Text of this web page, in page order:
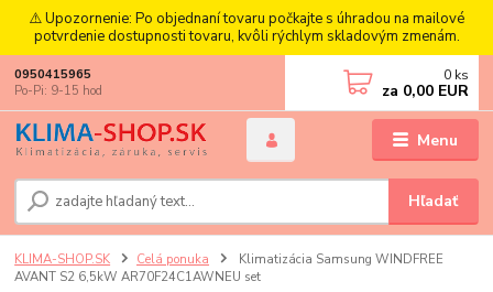
⚠️ Upozornenie: Po objednaní tovaru počkajte s úhradou na mailové
potvrdenie dostupnosti tovaru, kvôli rýchlym skladovým zmenám.
Menu
Hľadať
0950415965
Po-Pi: 9-15 hod
0 ks
za 0,00 EUR
KLIMA-SHOP.SK Celá ponuka
Klimatizácia Samsung WINDFREE
AVANT S2 6,5kW AR70F24C1AWNEU set